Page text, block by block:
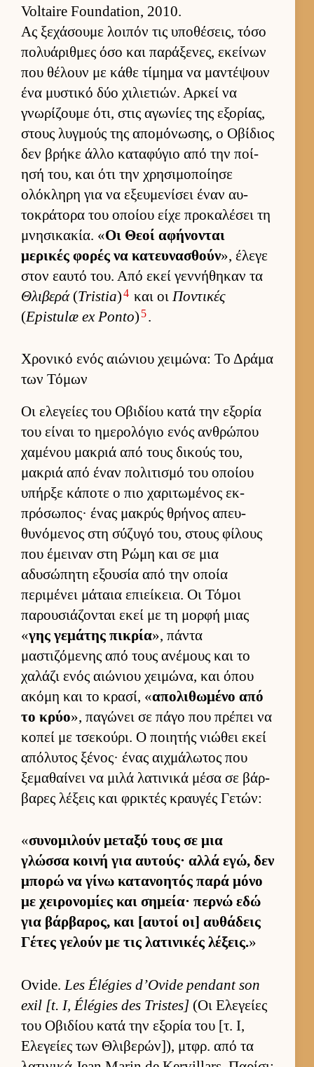
Voltaire Foundation, 2010.
Ας ξεχάσουμε λοι­πόν τις υποθέσεις, τόσο
πολυάριθ­μες όσο και παράξενες, εκεί­νων
που θέλουν με κάθε τίμημα να μαντέψουν
ένα μυστικό δύο χιλιε­τιών. Αρ­κεί να
γνωρίζουμε ότι, στις αγωνίες της εξορίας,
στους λυγ­μούς της απομόνωσης, ο Οβίδιος
δεν βρήκε άλλο καταφύγιο από την ποί­
ησή του, και ότι την χρησιμοποί­ησε
ολόκληρη για να εξευ­μενίσει έναν αυ­
τοκράτορα του οποίου είχε προκαλέσει τη
μνησικακία. «Οι Θεοί αφήνονται
μερικές φορές να κατευ­νασθούν», έλεγε
στον εαυτό του. Από εκεί γεν­νήθηκαν τα
Θλιβερά(Tristia)4 και οι Ποντικές
(Epistulæ ex Ponto) 5.
Χρονικό ενός αιώνιου χειμώνα: Το Δράμα
των Τόμων
Οι ελεγείες του Οβιδίου κατά την εξορία
του εί­ναι το ημερολόγιο ενός αν­θρώπου
χαμένου μακριά από τους δικούς του,
μακριά από έναν πολιτισμό του οποίου
υπήρξε κάποτε ο πιο χαριτωμένος εκ­
πρόσωπος· ένας μακρύς θρήνος απευ­
θυνόμενος στη σύζυγό του, στους φίλους
που έμει­ναν στη Ρώμη και σε μια
αδυσώπητη εξου­σία από την οποία
περιμένει μάταια επιεί­κεια. Οι Τόμοι
παρου­σιάζονται εκεί με τη μορφή μιας
«γης γεμάτης πικρία», πάντα
μαστιζόμενης από τους ανέμους και το
χαλάζι ενός αιώνιου χει­μώνα, και όπου
ακόμη και το κρασί, «απολιθωμένο από
το κρύο», παγώνει σε πάγο που πρέπει να
κοπεί με τσεκού­ρι. Ο ποι­ητής νιώθει εκεί
απόλυτος ξένος· ένας αιχ­μάλωτος που
ξεμαθαί­νει να μιλά λατινικά μέσα σε βάρ­
βαρες λέξεις και φρικτές κραυ­γές Γετών:
«συνομιλούν μεταξύ τους σε μια
γλώσσα κοινή για αυ­τούς· αλλά εγώ, δεν
μπορώ να γίνω κατανοη­τός παρά μόνο
με χει­ρονομίες και σημεία· περνώ εδώ
για βάρ­βαρος, και [αυ­τοί οι] αυ­θάδεις
Γέτες γελούν με τις λατινικές λέξεις.»
Ovide.Les Élégies d’Ovide pendant son
exil [t. I, Élégies des Tristes] (Οι Ελεγείες
του Οβιδίου κατά την εξορία του [τ. Ι,
Ελεγείες των Θλιβερών]), μτ­φρ. από τα